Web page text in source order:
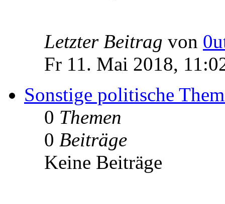
Letzter Beitrag von
Fr 11. Mai 2018,
Sonstige politische
0 Themen
0 Beiträge
Keine Beiträge